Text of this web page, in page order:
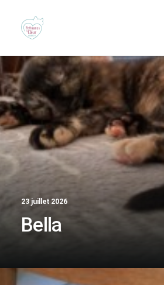
Recherche
23 juillet 2026
Bella